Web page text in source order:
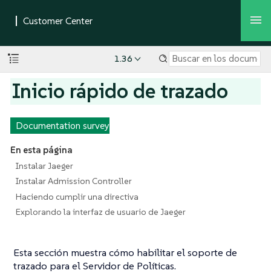
1.36
Inicio rápido de trazado
Documentation survey
En esta página
Instalar Jaeger
Instalar Admission Controller
Haciendo cumplir una directiva
Explorando la interfaz de usuario de Jaeger
Esta sección muestra cómo habilitar el soporte de
trazado para el Servidor de Políticas.